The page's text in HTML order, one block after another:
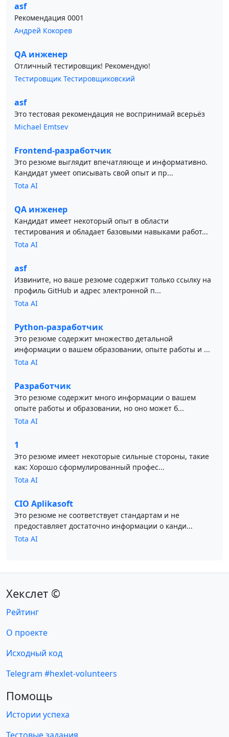
asf
Рекомендация 0001
Андрей Кокорев
QA инженер
Отличный тестировщик! Рекомендую!
Тестировщик Тестировщиковский
asf
Это тестовая рекомендация не воспринимай всерьёз
Michael Emtsev
Frontend-разработчик
Это резюме выглядит впечатляюще и информативно.
Кандидат умеет описывать свой опыт и пр...
Tota AI
QA инженер
Кандидат имеет некоторый опыт в области
тестирования и обладает базовыми навыками работ...
Tota AI
asf
Извините, но ваше резюме содержит только ссылку на
профиль GitHub и адрес электронной п...
Tota AI
Python-разработчик
Это резюме содержит множество детальной
информации о вашем образовании, опыте работы и ...
Tota AI
Разработчик
Это резюме содержит много информации о вашем
опыте работы и образовании, но оно может б...
Tota AI
1
Это резюме имеет некоторые сильные стороны, такие
как: Хорошо сформулированный профес...
Tota AI
CIO Aplikasoft
Это резюме не соответствует стандартам и не
предоставляет достаточно информации о канди...
Tota AI
Хекслет ©
Рейтинг
О проекте
Исходный код
Telegram #hexlet-volunteers
Помощь
Истории успеха